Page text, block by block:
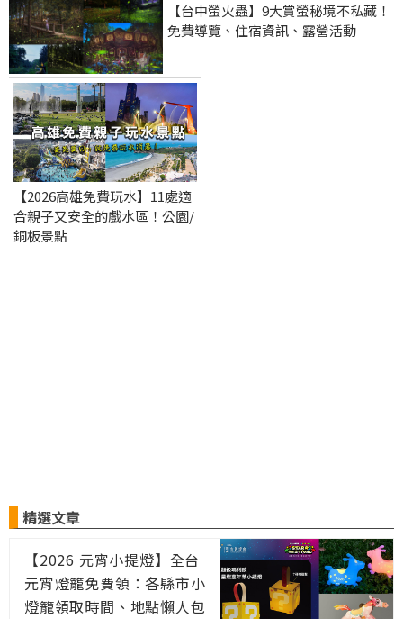
【台中螢火蟲】9大賞螢秘境不私藏！
免費導覽、住宿資訊、露營活動
【2026高雄免費玩水】11處適
合親子又安全的戲水區！公園/
銅板景點
精選文章
【2026 元宵小提燈】全台
元宵燈籠免費領：各縣市小
燈籠領取時間、地點懶人包